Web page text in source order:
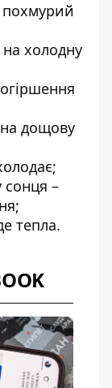
похмурий
на холодну
дощову
сонця –
тепла.